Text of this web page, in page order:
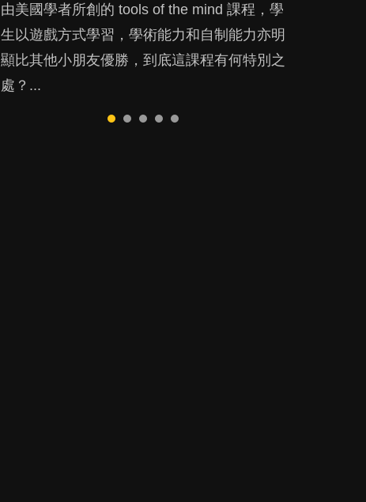
由美國學者所創的 tools of the mind 課程，學
生以遊戲方式學習，學術能力和自制能力亦明
顯比其他小朋友優勝，到底這課程有何特別之
處？...
現今小朋友的起跑線，愈推愈前。雖然政府並
無官方的統計數字，但粗略估算，香港至少有
六、七百家早期教育中心，但孩子是否愈早上
Playgroup愈好？...
後抑鬱，影響日常生活，嚴重的甚至會有自
殺，或傷害小朋友的念頭。但為何爸爸患上產
後抑鬱往往難以察覺？...
父母日夜無間、身心俱疲地照顧BB，如何做
到正向教養？部份父母更會為了小朋友放棄自
己的嗜好、減少出席朋友聚會等等，你以為會
換來美好的親子關係，有助小朋友成長，但原
許多媽媽心底可能都有一刻掙扎過：究竟全職
好，還是在職好。雖說每個家庭都有自己的獨
特狀況和考慮因素，但原來全職和在職媽媽所
養育的子女其實都各有擅長。...